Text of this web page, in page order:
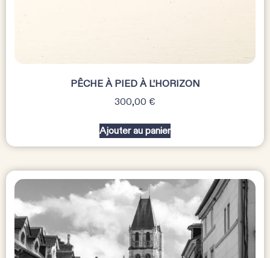
PÊCHE À PIED À L’HORIZON
300,00 €
Ajouter au panier